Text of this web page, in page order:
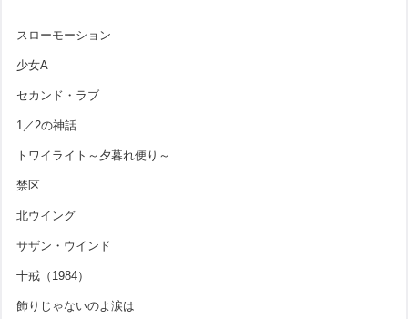
スローモーション
少女A
セカンド・ラブ
1／2の神話
トワイライト～夕暮れ便り～
禁区
北ウイング
サザン・ウインド
十戒（1984）
飾りじゃないのよ涙は